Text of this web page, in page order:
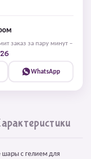
заказ за пару минут –
WhatsApp
с гелием для